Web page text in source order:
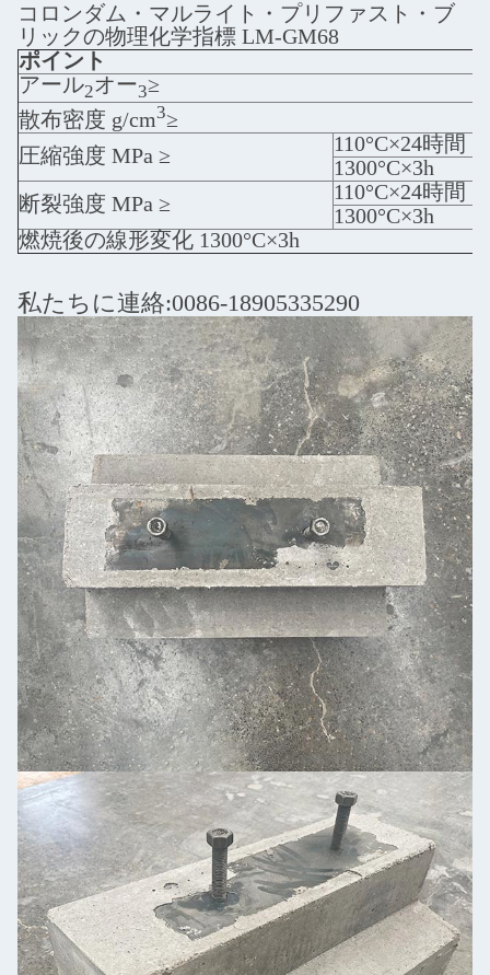
コロンダム・マルライト・プリファスト・ブ
リックの物理化学指標 LM-GM68
ポイント
アール2オー3≥
散布密度 g/cm3≥
圧縮強度 MPa ≥
110°C×24時間
1300°C×3h
断裂強度 MPa ≥
110°C×24時間
1300°C×3h
燃焼後の線形変化 1300°C×3h
私たちに連絡:0086-18905335290